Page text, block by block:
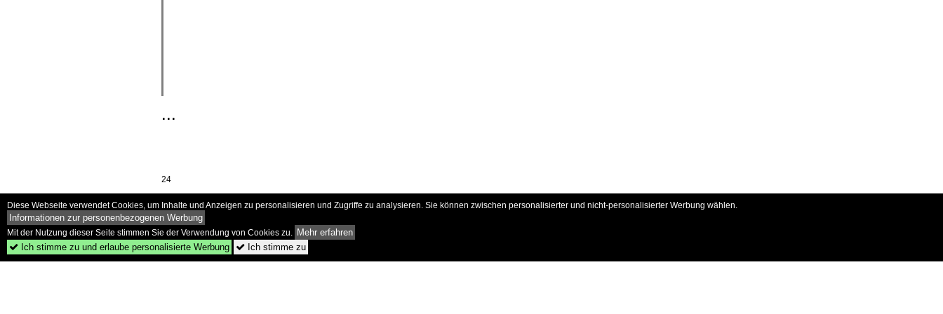
...
24
Diese Webseite verwendet Cookies, um Inhalte und Anzeigen zu personalisieren und Zugriffe zu analysieren. Sie können zwischen personalisierter und nicht-personalisierter Werbung wählen.
Informationen zur personenbezogenen Werbung
Mit der Nutzung dieser Seite stimmen Sie der Verwendung von Cookies zu. Mehr erfahren
 Ich stimme zu und erlaube personalisierte Werbung  Ich stimme zu